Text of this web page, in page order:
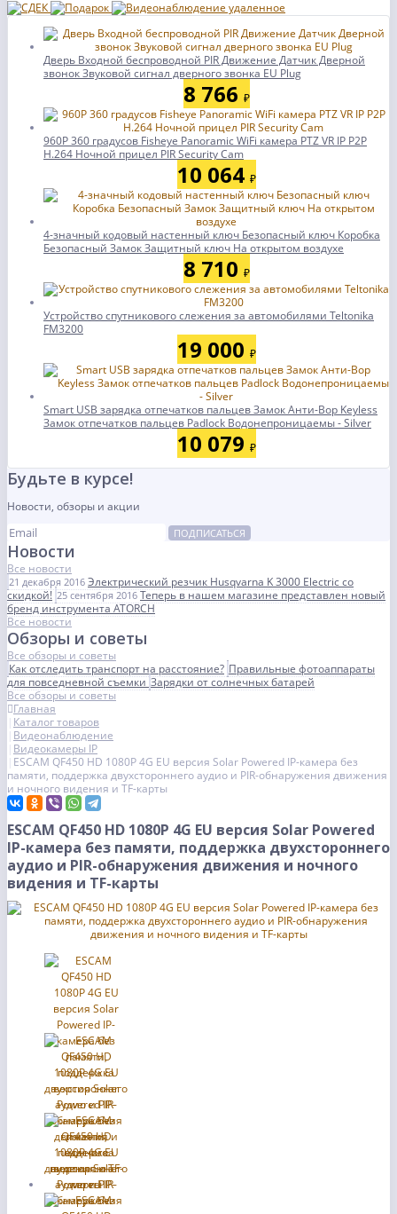
Дверь Входной беспроводной PIR Движение Датчик Дверной
звонок Звуковой сигнал дверного звонка EU Plug
8 766 ₽
960P 360 градусов Fisheye Panoramic WiFi камера PTZ VR IP P2P
H.264 Ночной прицел PIR Security Cam
10 064 ₽
4-значный кодовый настенный ключ Безопасный ключ Коробка
Безопасный Замок Защитный ключ На открытом воздухе
8 710 ₽
Устройство спутникового слежения за автомобилями Teltonika
FM3200
19 000 ₽
Smart USB зарядка отпечатков пальцев Замок Анти-Вор Keyless
Замок отпечатков пальцев Padlock Водонепроницаемы - Silver
10 079 ₽
Будьте в курсе!
Новости, обзоры и акции
ПОДПИСАТЬСЯ
Новости
Все новости
21 декабря 2016 Электрический резчик Husqvarna K 3000 Electric со
скидкой! 25 сентября 2016 Теперь в нашем магазине представлен новый
бренд инструмента ATORCH
Все новости
Обзоры и советы
Все обзоры и советы
Как отследить транспорт на расстояние? Правильные фотоаппараты
для повседневной съемкиЗарядки от солнечных батарей
Все обзоры и советы
Главная
Каталог товаров
Видеонаблюдение
Видеокамеры IP
ESCAM QF450 HD 1080P 4G EU версия Solar Powered IP-камера без
памяти, поддержка двухстороннего аудио и PIR-обнаружения движения
и ночного видения и TF-карты
ESCAM QF450 HD 1080P 4G EU версия Solar Powered
IP-камера без памяти, поддержка двухстороннего
аудио и PIR-обнаружения движения и ночного
видения и TF-карты